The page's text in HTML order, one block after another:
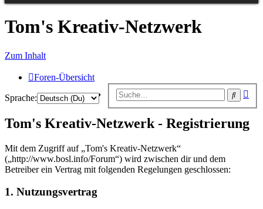
Tom's Kreativ-Netzwerk
Zum Inhalt
Foren-Übersicht
Suche
Sprache:
Tom's Kreativ-Netzwerk - Registrierung
Mit dem Zugriff auf „Tom's Kreativ-Netzwerk“
(„http://www.bosl.info/Forum“) wird zwischen dir und dem
Betreiber ein Vertrag mit folgenden Regelungen geschlossen:
1. Nutzungsvertrag